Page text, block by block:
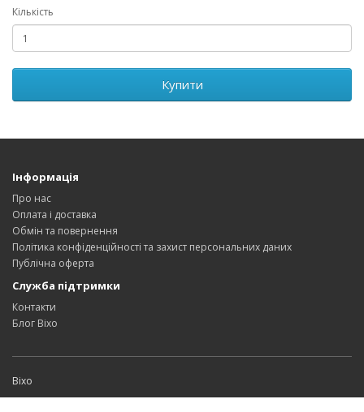
Кількість
Купити
Інформація
Про нас
Оплата і доставка
Обмін та повернення
Політика конфіденційності та захист персональних даних
Публічна оферта
Служба підтримки
Контакти
Блог Bixo
Bixo